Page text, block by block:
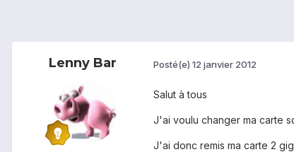
Lenny Bar Posté(e) 12 janvier 2012
Salut à tous
J'ai voulu changer ma carte
J'ai donc remis ma carte 2